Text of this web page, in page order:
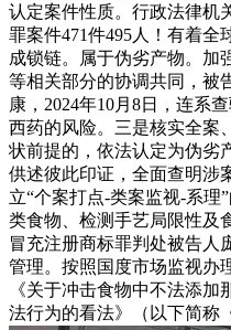
认定案件性质。行政法律机
罪案件471件495人！有着全
成锁链。属于伪劣产物。加
等相关部分的协调共同，被
康，2024年10月8日，连系
西药的风险。三是核实全案
状前提的，依法认定为伪劣
供述彼此印证，全面查明涉
立“个案打点-类案监视-系理
类食物、检测手艺局限性及
冒充注册商标罪判处被告人
管理。按照国度市场监视办
《关于冲击食物中不法添
法行为的看法》（以下简称